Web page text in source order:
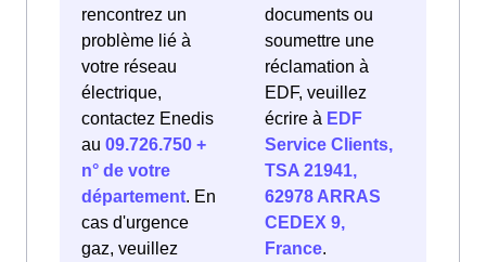
rencontrez un
problème lié à
votre réseau
électrique,
contactez Enedis
au 09.726.750 +
n° de votre
département. En
cas d'urgence
gaz, veuillez
documents ou
soumettre une
réclamation à
EDF, veuillez
écrire à EDF
Service Clients,
TSA 21941,
62978 ARRAS
CEDEX 9,
France.